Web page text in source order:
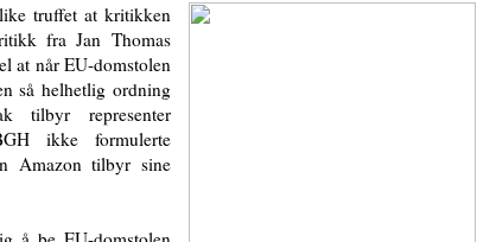
truffet at kritikken
fra Jan Thomas
at når EU-domstolen
så helhetlig ordning
tilbyr representer
ikke formulerte
Amazon tilbyr sine